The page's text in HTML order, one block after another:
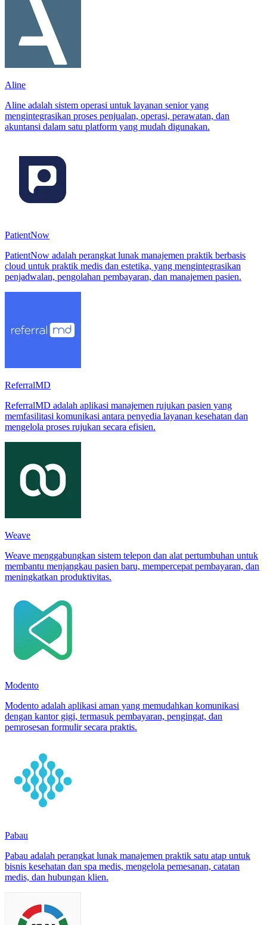
Aline
Aline adalah sistem operasi untuk layanan senior yang
mengintegrasikan proses penjualan, operasi, perawatan, dan
akuntansi dalam satu platform yang mudah digunakan.
PatientNow
PatientNow adalah perangkat lunak manajemen praktik berbasis
cloud untuk praktik medis dan estetika, yang mengintegrasikan
penjadwalan, pengolahan pembayaran, dan manajemen pasien.
ReferralMD
ReferralMD adalah aplikasi manajemen rujukan pasien yang
memfasilitasi komunikasi antara penyedia layanan kesehatan dan
mengelola proses rujukan secara efisien.
Weave
Weave menggabungkan sistem telepon dan alat pertumbuhan untuk
membantu menjangkau pasien baru, mempercepat pembayaran, dan
meningkatkan produktivitas.
Modento
Modento adalah aplikasi aman yang memudahkan komunikasi
dengan kantor gigi, termasuk pembayaran, pengingat, dan
pemrosesan formulir secara praktis.
Pabau
Pabau adalah perangkat lunak manajemen praktik satu atap untuk
bisnis kesehatan dan spa medis, mengelola pemesanan, catatan
medis, dan hubungan klien.